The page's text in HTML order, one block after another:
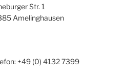
Str. 1
Amelinghausen
+49 (0) 4132 7399